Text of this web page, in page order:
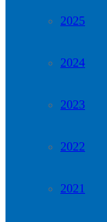
2025
2024
2023
2022
2021